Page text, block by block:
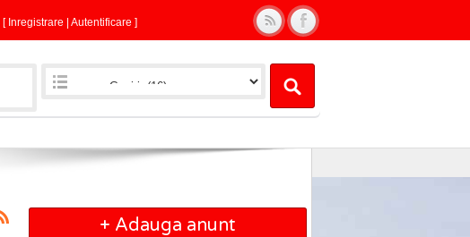
[ Inregistrare Autentificare ]
+ Adauga anunt